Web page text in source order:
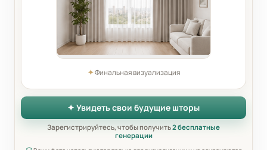
✦Финальная визуализация
✦ Увидеть свои будущие шторы
Зарегистрируйтесь, чтобы получить2 бесплатные
генерации